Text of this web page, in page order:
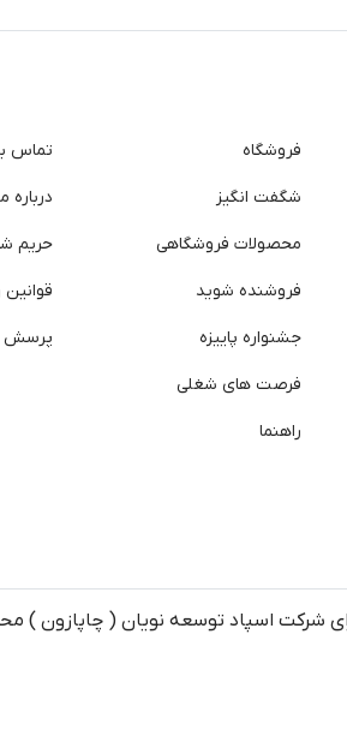
فروشگاه
شگفت انگیز
محصولات فروشگاهی
فروشنده شوید
جشنواره پاییزه
فرصت های شغلی
راهنما
تماس
درباره
حریم
پرسش
شرکت اسپاد توسعه نویان ( چاپازون )